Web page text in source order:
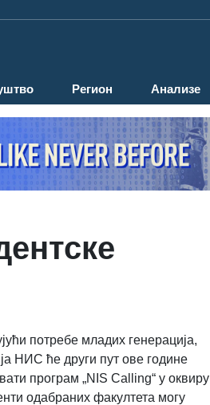
Регион Анализе
потребе младих генерација,
НИС ће други пут ове године
програм „NIS Calling“ у оквиру
одабраних факултета могу